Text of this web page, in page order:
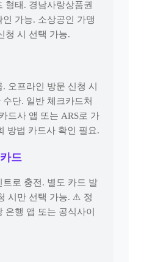
형태. 경남사랑상품권
가능. 소상공인 가맹
청 시 선택 가능.
오프라인 방문 신청 시
단. 일반 체크카드처
드사 앱 또는 ARS로 가
방법 카드사 확인 필요.
드
로 충전. 별도 카드 발
시만 선택 가능. ⚠️ 정
은행 앱 또는 공식사이